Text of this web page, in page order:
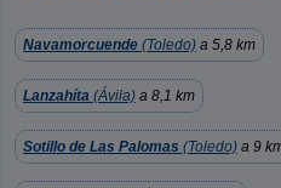
Navamorcuende (Toledo) a 5,8 km
Lanzahíta (Ávila) a 8,1 km
Sotillo de Las Palomas (Toledo) a 9